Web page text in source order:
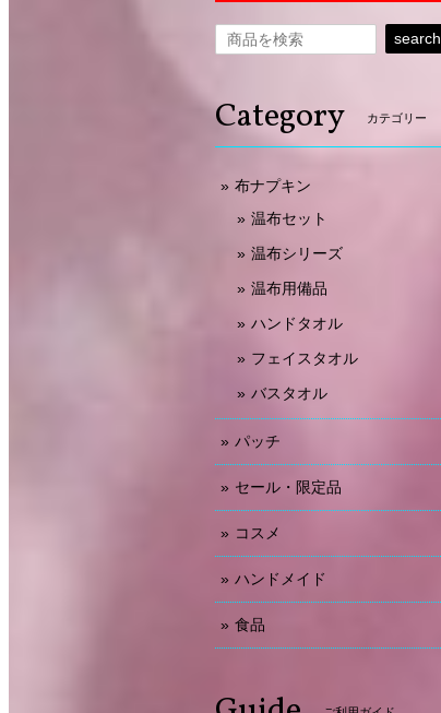
search
Category カテゴリー
布ナプキン
温布セット
温布シリーズ
温布用備品
ハンドタオル
フェイスタオル
バスタオル
パッチ
セール・限定品
コスメ
ハンドメイド
食品